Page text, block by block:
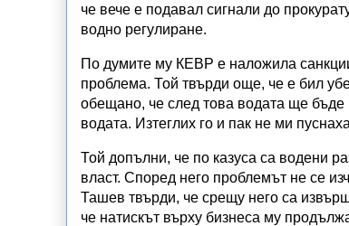
че вече е подавал сигнали до
водно регулиране.
По думите му КЕВР е наложила
проблема. Той твърди още, че е бил
обещано, че след това водата ще бъде
водата. Изтеглих го и пак не ми
Той допълни, че по казуса са водени
власт. Според него проблемът не се
Ташев твърди, че срещу него са
че натискът върху бизнеса му